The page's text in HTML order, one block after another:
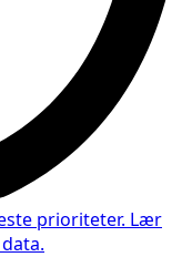
prioriteter. Lær